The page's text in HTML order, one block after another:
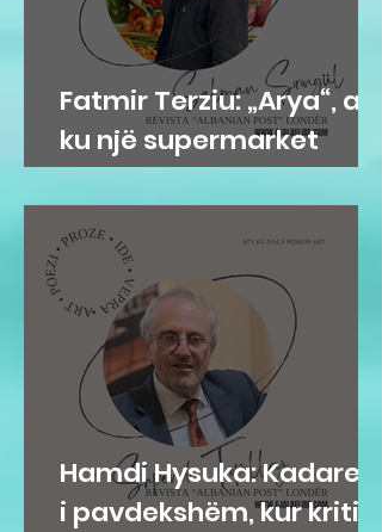
Fatmir Terziu: „Arya“, aty
ku një supermarket
bëhet adresë e
komunitetit shqiptar në
Gravesend
Hamdi Hysuka: Kadareja
i pavdekshëm, kur kritika